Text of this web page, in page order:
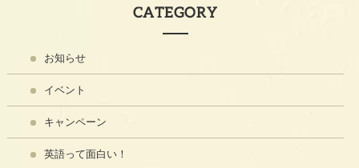
CATEGORY
お知らせ
イベント
キャンペーン
英語って面白い！